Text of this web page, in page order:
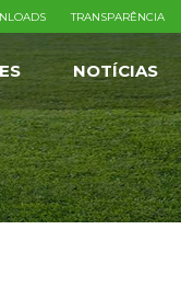
TRANSPARÊNCIA
NOTÍCIAS